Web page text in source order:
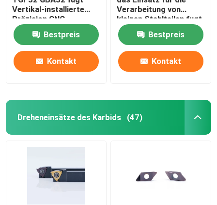
Durchschlags-Form-Komponenten
Karbid-Bohren-Werkzeuge
Karbidprägeeinsätze
Karbid, das Einsätze verlegt
Abgeschnittene Einsätze
Vertikal-installierte
Präzision CNC
Drehbank ein
Bestpreis
Kontakt
Verarbeitung von
kleinen Stahlteilen fugt
Bestpreis
Kontakt
Dreheneinsätze des Karbids (47)